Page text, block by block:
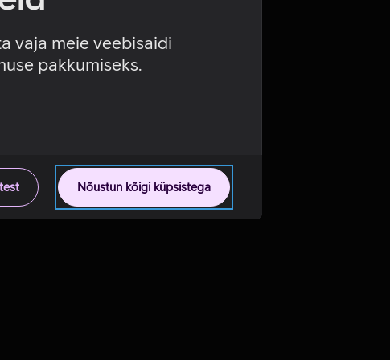
vaja meie veebisaidi
pakkumiseks.
Nõustun kõigi küpsistega